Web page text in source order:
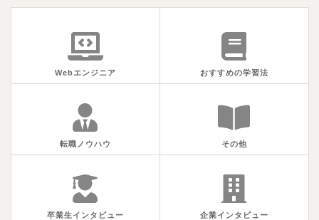
Webエンジニア おすすめの学習法
転職ノウハウ その他
卒業生インタビュー 企業インタビュー